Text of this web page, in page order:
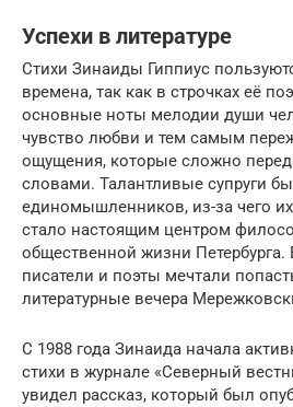
Успехи в литературе
Стихи Зинаиды Гиппиус
времена, так как в строчках её
основные ноты мелодии души
чувство любви и тем самым
ощущения, которые сложно
словами. Талантливые супруги
единомышленников, из-за чего
стало настоящим центром
общественной жизни
писатели и поэты мечтали
литературные вечера
С 1988 года Зинаида начала
стихи в журнале «Северный
увидел рассказ, который был